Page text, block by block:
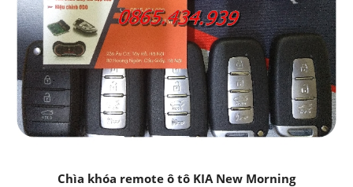
Chìa khóa remote ô tô KIA New Morning